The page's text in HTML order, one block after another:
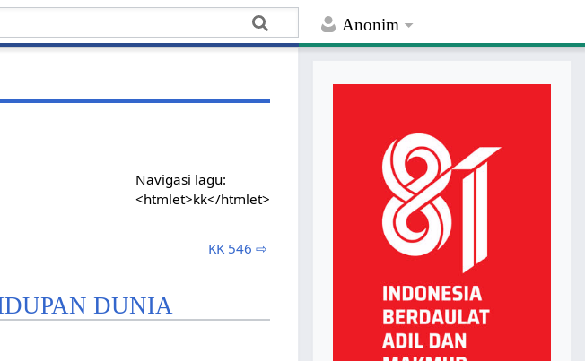
Anonim
Navigasi lagu:
<htmlet>kk</htmlet>
KK 546 ⇨
DUNIA